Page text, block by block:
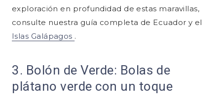
exploración en profundidad de estas maravillas,
consulte nuestra guía completa de Ecuador y el
Islas Galápagos .
3. Bolón de Verde: Bolas de
plátano verde con un toque